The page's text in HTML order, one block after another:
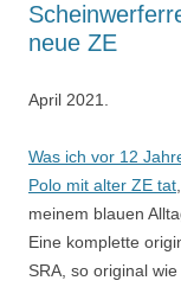
neue ZE
April 2021.
Was ich vor 12
Polo mit alter ZE tat
meinem blauen
Eine komplette
SRA, so original